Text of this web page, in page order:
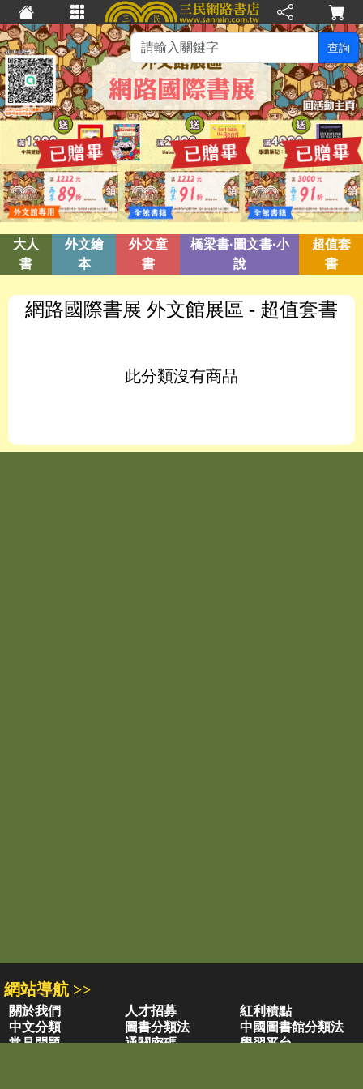
查詢
大人
書
外文繪
本
外文童
書
橋梁書·圖文書·小
說
超值套
書
網路國際書展 外文館展區 - 超值套書
此分類沒有商品
網站導航 >>
關於我們 人才招募
紅利積點
中文分類
圖書分類法
中國圖書館分類法
常見問題
通關密碼
學習平台